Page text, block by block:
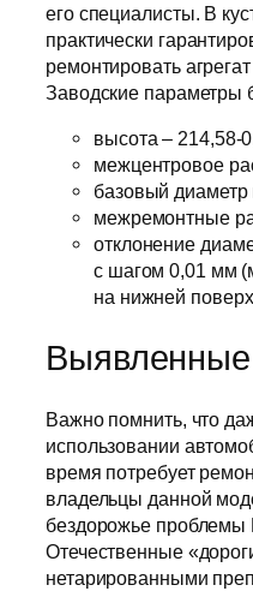
его специалисты. В
практически
ремонтировать
Заводские параметры
высота – 214,58-
межцентровое
базовый
межремонтные
отклонение
с шагом 0,01 мм
на нижней
Выявленные
Важно помнить, что
использовании
время потребует
владельцы данной
бездорожье проблемы
Отечественные
нетарированными